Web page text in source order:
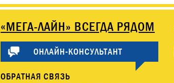
«МЕГА-ЛАЙН» ВСЕГДА РЯДОМ
ОНЛАЙН-КОНСУЛЬТАНТ
ОБРАТНАЯ СВЯЗЬ